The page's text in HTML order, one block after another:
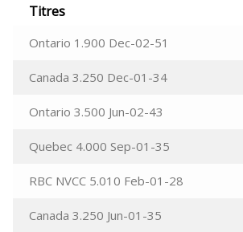
Titres
Ontario 1.900 Dec-02-51
Canada 3.250 Dec-01-34
Ontario 3.500 Jun-02-43
Quebec 4.000 Sep-01-35
RBC NVCC 5.010 Feb-01-28
Canada 3.250 Jun-01-35